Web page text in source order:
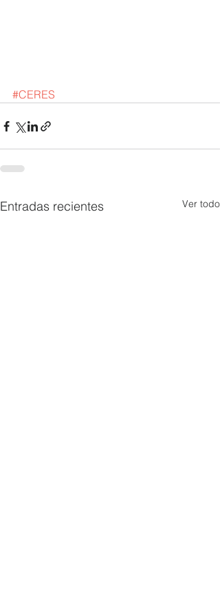
#CERES
Entradas recientes Ver todo